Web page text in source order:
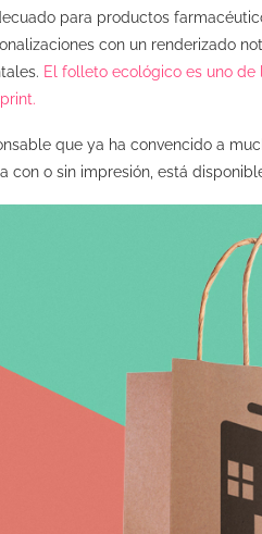
para productos
con un renderizado
El folleto ecológico es uno
que ya ha convencido a
con o sin impresión, está